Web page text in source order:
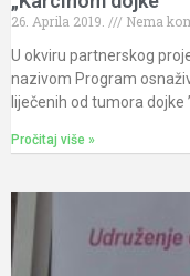
26. Aprila 2019.
Nema
U okviru partnerskog
nazivom Program
liječenih od tumora dojke
Pročitaj više »